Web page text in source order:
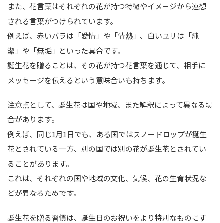
また、花言葉はそれぞれの花が持つ特徴やイメージから連想
される言葉がつけられています。
例えば、赤いバラは「愛情」や「情熱」、白いユリは「純
潔」や「無垢」といった具合です。
誕生花を贈ることは、その花が持つ花言葉を通じて、相手に
メッセージを伝えるという意味合いも持ちます。
注意点として、誕生花は国や地域、また解釈によって異なる場
合があります。
例えば、同じ1月1日でも、ある国ではスノードロップが誕生
花とされている一方、別の国では別の花が誕生花とされてい
ることがあります。
これは、それぞれの国や地域の文化、気候、花の生育状況な
どが異なるためです。
誕生花を贈る習慣は、誕生日のお祝いをより特別なものにす